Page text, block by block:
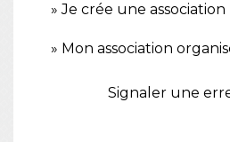
Je crée une association
Mon association
Signaler une